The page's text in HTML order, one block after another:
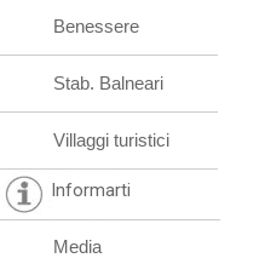
Benessere
Stab. Balneari
Villaggi turistici
Informarti
Media